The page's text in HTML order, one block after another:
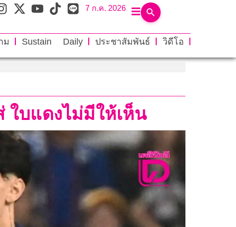
7 ก.ค. 2026
ม Sustain Daily ประชาสัมพันธ์
วิดีโอ
ใบแดงไม่มีให้เห็น